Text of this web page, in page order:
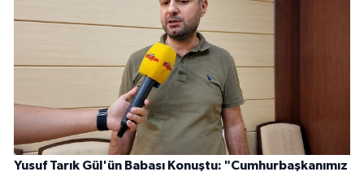
Yusuf Tarık Gül'ün Babası Konuştu: "Cumhurbaşkanımız